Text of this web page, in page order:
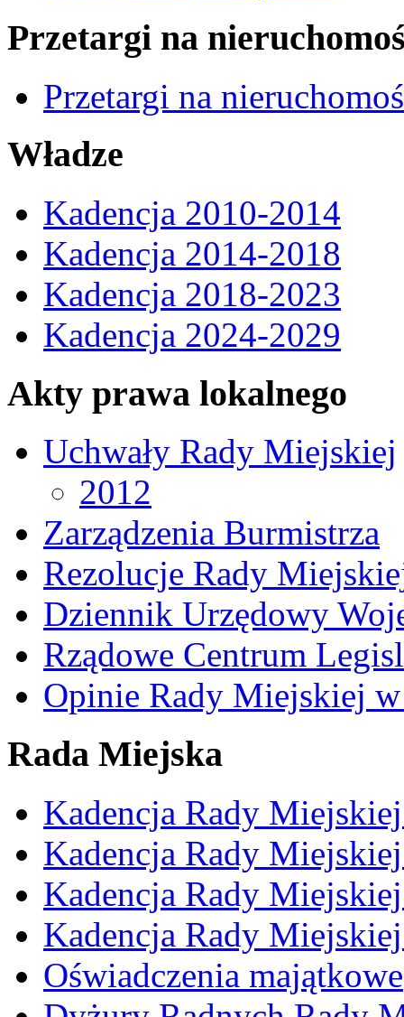
Przetargi na
Przetargi na
Władze
Kadencja 2010-2014
Kadencja 2014-2018
Kadencja 2018-2023
Kadencja 2024-2029
Akty prawa lokalnego
Uchwały Rady Miejskiej
2012
Zarządzenia Burmistrza
Rezolucje Rady
Dziennik Urzędowy
Rządowe Centrum
Opinie Rady Miejskiej w
Rada Miejska
Kadencja Rady
Kadencja Rady
Kadencja Rady
Kadencja Rady
Oświadczenia majątkowe